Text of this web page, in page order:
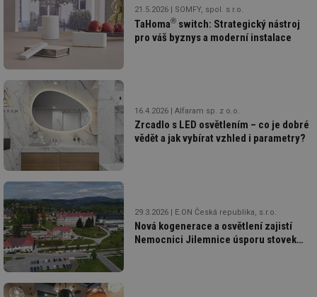
21.5.2026 SOMFY, spol. s r.o.
TaHoma® switch: Strategický nástroj
pro váš byznys a moderní instalace
16.4.2026 Alfaram sp. z o.o.
Zrcadlo s LED osvětlením – co je dobré
vědět a jak vybírat vzhled i parametry?
29.3.2026 E.ON Česká republika, s.r.o.
Nová kogenerace a osvětlení zajistí
Nemocnici Jilemnice úsporu stovek